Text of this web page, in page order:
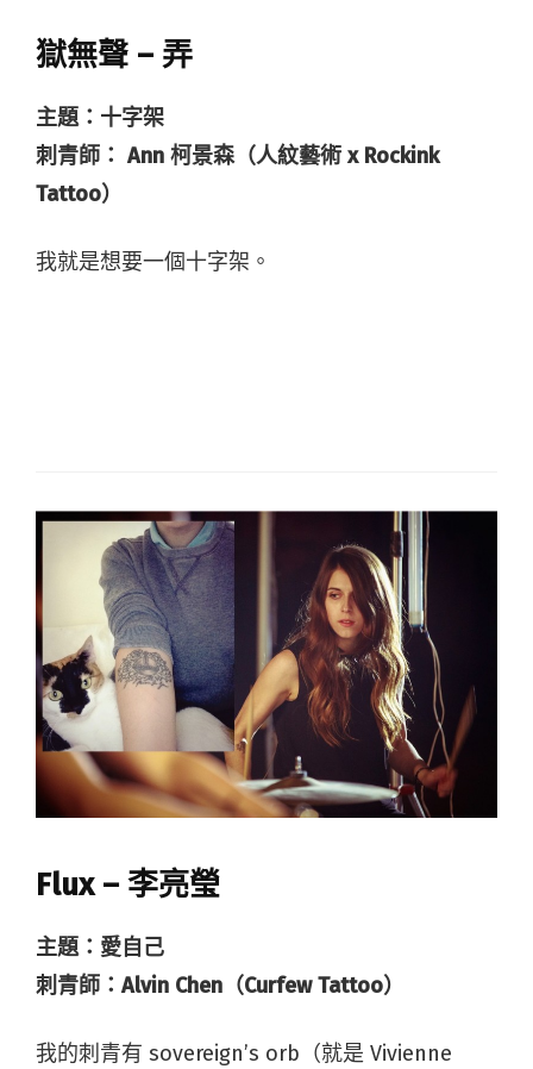
獄無聲 – 弄
主題：十字架
刺青師： Ann 柯景森（人紋藝術 x Rockink
Tattoo）
我就是想要一個十字架。
Flux – 李亮瑩
主題：愛自己
刺青師：Alvin Chen（Curfew Tattoo）
我的刺青有 sovereign’s orb（就是 Vivienne